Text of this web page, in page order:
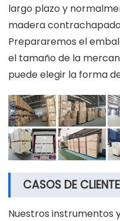
largo plazo y
madera
Prepararemos el
el tamaño de la
puede elegir la forma
CASOS DE
Nuestros instrumentos